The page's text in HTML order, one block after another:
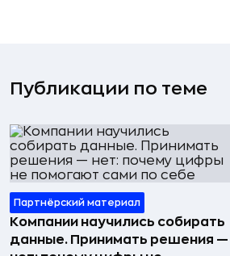
Публикации по теме
Партнёрский материал
Компании научились собирать
данные. Принимать решения —